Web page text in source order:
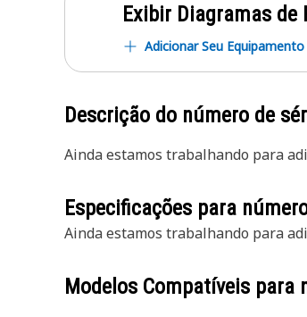
Exibir Diagramas de
Adicionar Seu Equipamento
Descrição do número de
Ainda estamos trabalhando para
Especificações para
Ainda estamos trabalhando para
Modelos Compatíveis para